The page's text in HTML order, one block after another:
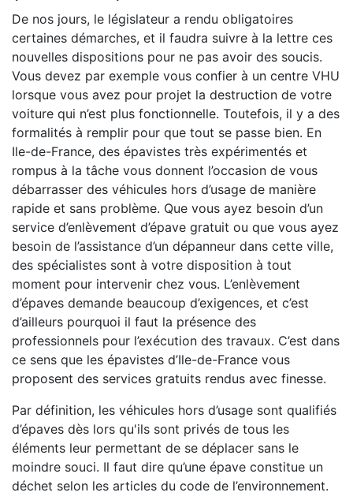
De nos jours, le législateur a rendu obligatoires
certaines démarches, et il faudra suivre à la lettre ces
nouvelles dispositions pour ne pas avoir des soucis.
Vous devez par exemple vous confier à un centre VHU
lorsque vous avez pour projet la destruction de votre
voiture qui n’est plus fonctionnelle. Toutefois, il y a des
formalités à remplir pour que tout se passe bien. En
Ile-de-France, des épavistes très expérimentés et
rompus à la tâche vous donnent l’occasion de vous
débarrasser des véhicules hors d’usage de manière
rapide et sans problème. Que vous ayez besoin d’un
service d’enlèvement d’épave gratuit ou que vous ayez
besoin de l’assistance d’un dépanneur dans cette ville,
des spécialistes sont à votre disposition à tout
moment pour intervenir chez vous. L’enlèvement
d’épaves demande beaucoup d’exigences, et c’est
d’ailleurs pourquoi il faut la présence des
professionnels pour l’exécution des travaux. C’est dans
ce sens que les épavistes d’Ile-de-France vous
proposent des services gratuits rendus avec finesse.
Par définition, les véhicules hors d’usage sont qualifiés
d’épaves dès lors qu'ils sont privés de tous les
éléments leur permettant de se déplacer sans le
moindre souci. Il faut dire qu’une épave constitue un
déchet selon les articles du code de l’environnement.